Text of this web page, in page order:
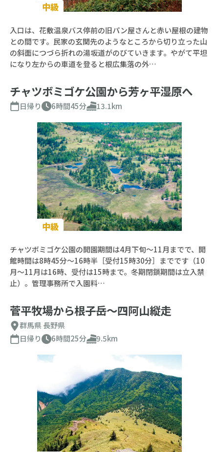
中級
入口は、花敷温泉バス停前の旧パン屋さんと赤い屋根の建物
との間です。民家の玄関先のようなところから切り立った山
の斜面につづら折れの湯坂道がのびていきます。やがて平坦
になり左からの車道を登ると根広集落の外…
チャツボミゴケ公園から芳ヶ平湿原へ
日帰り 6時間45分 13.1km
中級
チャツボミゴケ公園の開園期間は4月下旬～11月までで、開
館時間は8時45分～16時半［受付15時30分］までです（10
月～11月は16時、受付は15時まで。冬期閉鎖期間は立入禁
止）。管理事務所で入園料…
菅平牧場から根子岳～四阿山縦走
群馬県 長野県
日帰り
6時間25分 9.5km